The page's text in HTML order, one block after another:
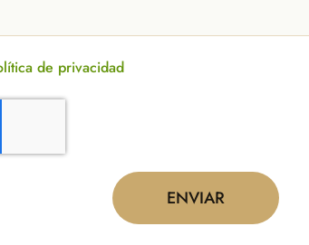
de privacidad
ENVIAR